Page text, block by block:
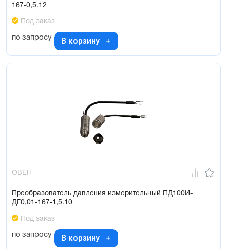
167-0,5.12
Под заказ
по запросу В корзину
ОВЕН
Преобразователь давления измерительный ПД100И-
ДГ0,01-167-1,5.10
Под заказ
по запросу В корзину